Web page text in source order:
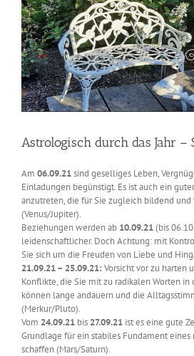
Astrologisch durch das Jahr –
Am 06.09.21sind geselliges Leben,
Einladungen begünstigt. Es ist auch ein
anzutreten, die für Sie zugleich bildend
(Venus/Jupiter).
Beziehungen werden ab 10.09.21(bis
leidenschaftlicher. Doch Achtung: mit
Sie sich um die Freuden von Liebe und
21.09.21 – 25.09.21: Vorsicht vor zu harten
Konflikte, die Sie mit zu radikalen Worten in
können lange andauern und die
(Merkur/Pluto).
Vom 24.09.21 bis 27.09.21 ist es eine gute
Grundlage für ein stabiles Fundament eines
schaffen (Mars/Saturn).